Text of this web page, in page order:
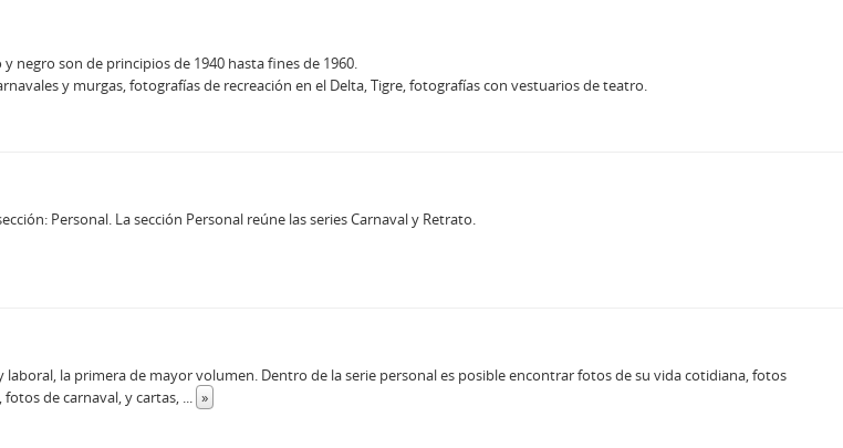
negro son de principios de 1940 hasta fines de 1960.
y murgas, fotografías de recreación en el Delta, Tigre, fotografías con vestuarios de teatro.
Personal. La sección Personal reúne las series Carnaval y Retrato.
laboral, la primera de mayor volumen. Dentro de la serie personal es posible encontrar fotos de su vida cotidiana, fotos
de carnaval, y cartas, ... »